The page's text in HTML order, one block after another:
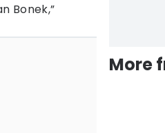
Bonek,”
More